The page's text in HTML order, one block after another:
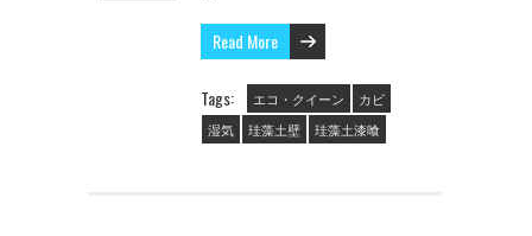
Read More
Tags: エコ・クイーン
カビ
湿気
珪藻土壁 珪藻土漆喰